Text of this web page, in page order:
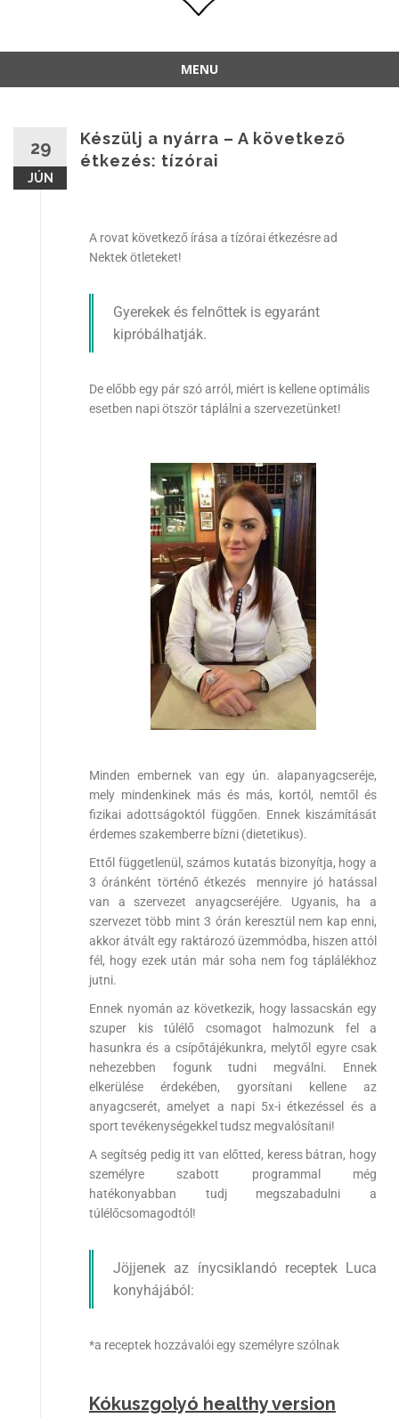
MENU
29
JÚN
Készülj a nyárra – A következő
étkezés: tízórai
A rovat következő írása a tízórai étkezésre ad
Nektek ötleteket!
Gyerekek és felnőttek is egyaránt
kipróbálhatják.
De előbb egy pár szó arról, miért is kellene optimális
esetben napi ötször táplálni a szervezetünket!
Minden embernek van egy ún. alapanyagcseréje,
mely mindenkinek más és más, kortól, nemtől és
fizikai adottságoktól függően. Ennek kiszámítását
érdemes szakemberre bízni (dietetikus).
Ettől függetlenül, számos kutatás bizonyítja, hogy a
3 óránként történő étkezés mennyire jó hatással
van a szervezet anyagcseréjére. Ugyanis, ha a
szervezet több mint 3 órán keresztül nem kap enni,
akkor átvált egy raktározó üzemmódba, hiszen attól
fél, hogy ezek után már soha nem fog táplálékhoz
jutni.
Ennek nyomán az következik, hogy lassacskán egy
szuper kis túlélő csomagot halmozunk fel a
hasunkra és a csípőtájékunkra, melytől egyre csak
nehezebben fogunk tudni megválni. Ennek
elkerülése érdekében, gyorsítani kellene az
anyagcserét, amelyet a napi 5x-i étkezéssel és a
sport tevékenységekkel tudsz megvalósítani!
A segítség pedig itt van előtted, keress bátran, hogy
személyre szabott programmal még
hatékonyabban tudj megszabadulni a
túlélőcsomagodtól!
Jöjjenek az ínycsiklandó receptek Luca
konyhájából:
*a receptek hozzávalói egy személyre szólnak
Kókuszgolyó healthy version